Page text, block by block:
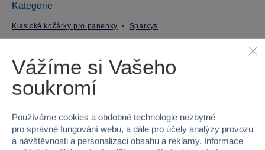
Kategorie
Klasické kočárky pro panenky Sparkys
Parametry produktu
EAN
Kód produktu 439369-PG
Značka Sparkys
Vážíme si Vašeho
soukromí
Používáme cookies a obdobné technologie nezbytné
pro správné fungování webu, a dále pro účely analýzy provozu
a návštěvnosti a personalizaci obsahu a reklamy. Informace